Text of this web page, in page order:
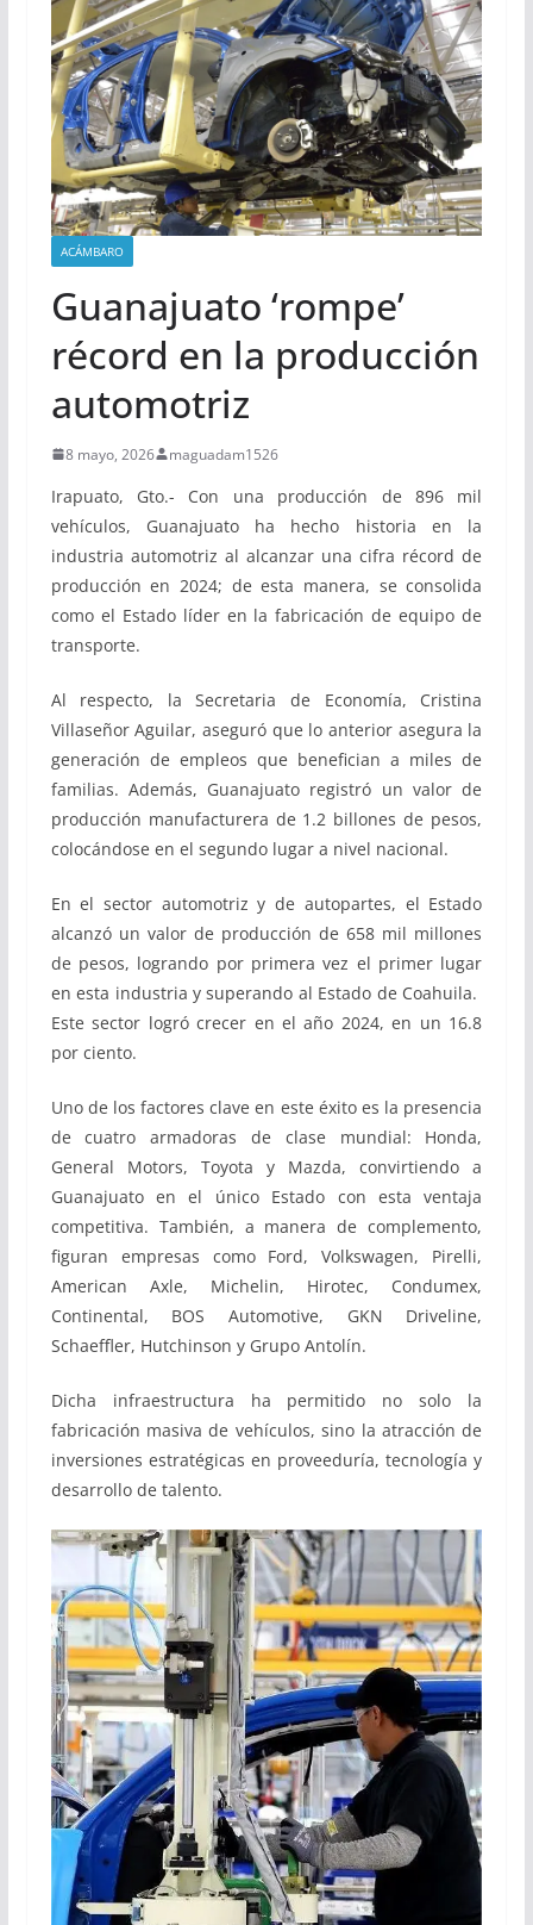
ciencia espacial.
ACÁMBARO
Guanajuato ‘rompe’
récord en la producción
automotriz
8 mayo, 2026 maguadam1526
Irapuato, Gto.- Con una producción de 896 mil
vehículos, Guanajuato ha hecho historia en la
industria automotriz al alcanzar una cifra récord de
producción en 2024; de esta manera, se consolida
como el Estado líder en la fabricación de equipo de
transporte.
Al respecto, la Secretaria de Economía, Cristina
Villaseñor Aguilar, aseguró que lo anterior asegura la
generación de empleos que benefician a miles de
familias. Además, Guanajuato registró un valor de
producción manufacturera de 1.2 billones de pesos,
colocándose en el segundo lugar a nivel nacional.
En el sector automotriz y de autopartes, el Estado
alcanzó un valor de producción de 658 mil millones
de pesos, logrando por primera vez el primer lugar
en esta industria y superando al Estado de Coahuila.
Este sector logró crecer en el año 2024, en un 16.8
por ciento.
Uno de los factores clave en este éxito es la presencia
de cuatro armadoras de clase mundial: Honda,
General Motors, Toyota y Mazda, convirtiendo a
Guanajuato en el único Estado con esta ventaja
competitiva. También, a manera de complemento,
figuran empresas como Ford, Volkswagen, Pirelli,
American Axle, Michelin, Hirotec, Condumex,
Continental, BOS Automotive, GKN Driveline,
Schaeffler, Hutchinson y Grupo Antolín.
Dicha infraestructura ha permitido no solo la
fabricación masiva de vehículos, sino la atracción de
inversiones estratégicas en proveeduría, tecnología y
desarrollo de talento.